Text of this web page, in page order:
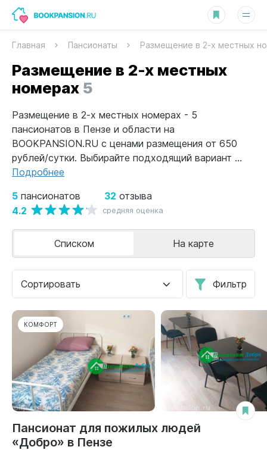
Главная Пансионаты Размещение в 2-х местных
Размещение в 2-х местных
номерах5
Размещение в 2-х местных номерах - 5
пансионатов в Пензе и области на
BOOKPANSION.RU с ценами размещения от 650
рублей/сутки. Выбирайте подходящий вариант ...
Подробнее
5 пансионатов 32 отзыва
4.2 средняя оценка
Сортировать Фильтр
Списком На карте
КОМФОРТ
Пансионат для пожилых людей
«Добро» в Пензе